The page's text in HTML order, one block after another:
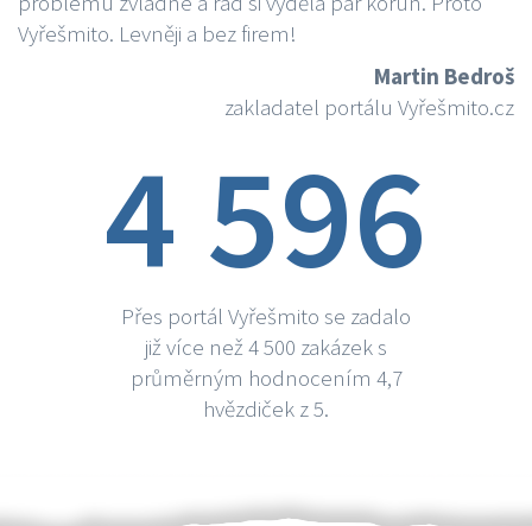
Vyřešmito. Levněji a bez firem!
Martin Bedroš
zakladatel portálu Vyřešmito.cz
4 596
Přes portál Vyřešmito se zadalo
již více než 4 500 zakázek s
průměrným hodnocením 4,7
hvězdiček z 5.